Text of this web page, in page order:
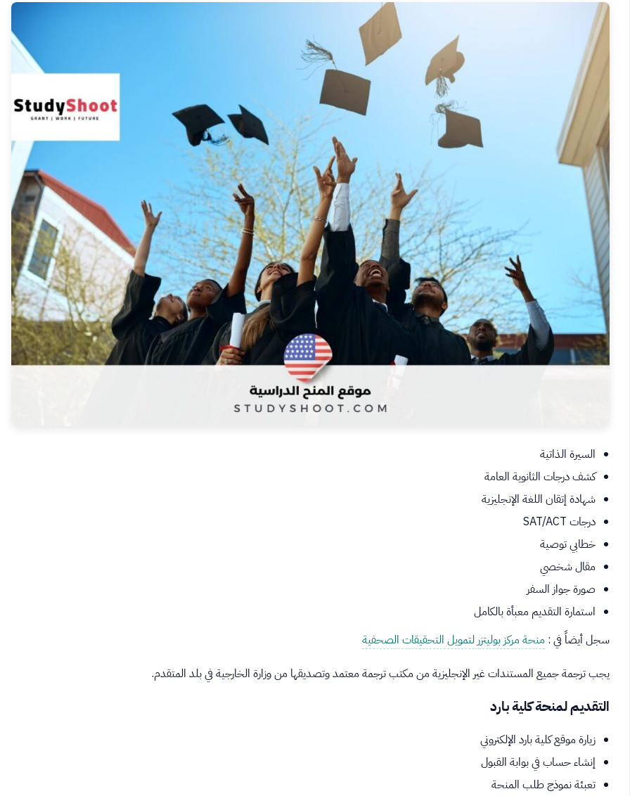
السيرة الذاتية
كشف درجات الثانوية العامة
شهادة إتقان اللغة الإنجليزية
درجات SAT/ACT
خطابي توصية
مقال شخصي
صورة جواز السفر
استمارة التقديم معبأة بالكامل
سجل أيضاً في : منحة مركز بوليتزر لتمويل التحقيقات الصحفية
يجب ترجمة جميع المستندات غير الإنجليزية من مكتب ترجمة معتمد وتصديقها من وزارة الخارجية في بلد المتقدم.
التقديم لمنحة كلية بارد
زيارة موقع كلية بارد الإلكتروني
إنشاء حساب في بوابة القبول
تعبئة نموذج طلب المنحة